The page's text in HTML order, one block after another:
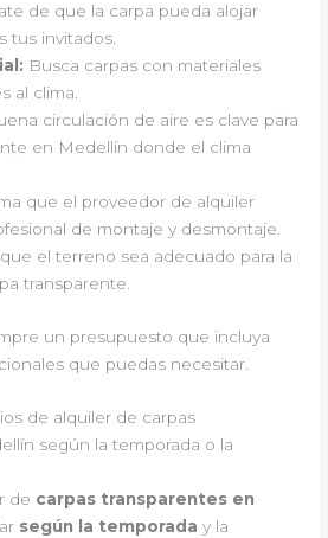
de que la carpa pueda alojar
tus invitados.
Busca carpas con materiales
al clima.
circulación de aire es clave para
en Medellín donde el clima
que el proveedor de alquiler
de montaje y desmontaje.
el terreno sea adecuado para la
transparente.
un presupuesto que incluya
que puedas necesitar.
de alquiler de carpas
según la temporada o la
de carpas transparentes en
según la temporada y la